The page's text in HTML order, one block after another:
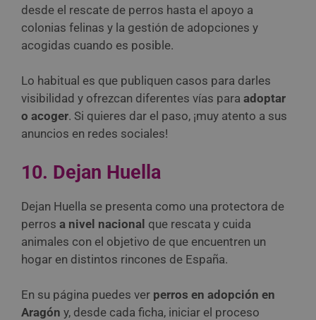
desde el rescate de perros hasta el apoyo a
colonias felinas y la gestión de adopciones y
acogidas cuando es posible.
Lo habitual es que publiquen casos para darles
visibilidad y ofrezcan diferentes vías para adoptar
o acoger. Si quieres dar el paso, ¡muy atento a sus
anuncios en redes sociales!
10. Dejan Huella
Dejan Huella se presenta como una protectora de
perros a nivel nacional que rescata y cuida
animales con el objetivo de que encuentren un
hogar en distintos rincones de España.
En su página puedes ver perros en adopción en
Aragón y, desde cada ficha, iniciar el proceso